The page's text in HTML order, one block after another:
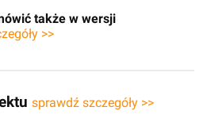
także w wersji
>>
sprawdź szczegóły >>